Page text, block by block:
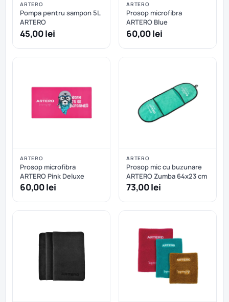
ARTERO
Pompa pentru sampon 5L
ARTERO
45,00 lei
ARTERO
Prosop microfibra
ARTERO Blue
60,00 lei
ARTERO
Prosop microfibra
ARTERO Pink Deluxe
60,00 lei
ARTERO
Prosop mic cu buzunare
ARTERO Zumba 64x23 cm
73,00 lei